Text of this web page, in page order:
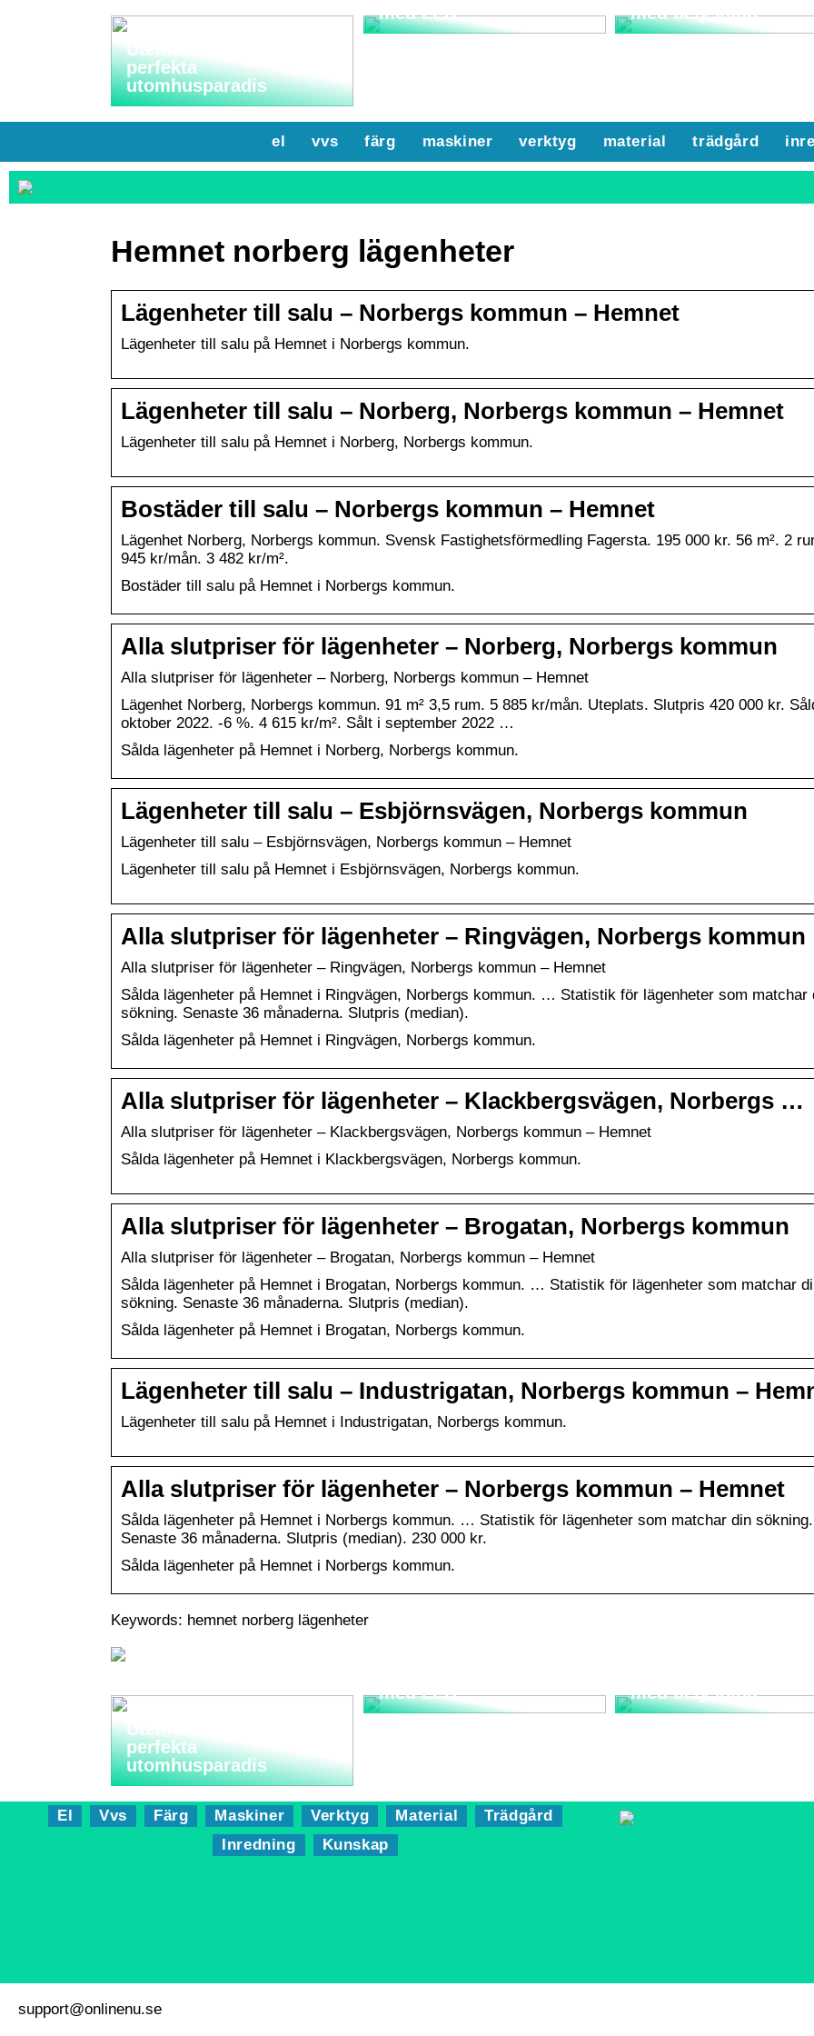
Utemöbler: Skapa ditt
perfekta
utomhusparadis
med LED
med belysning
el vvs färg maskiner verktyg material trädgård
Hemnet norberg lägenheter
Lägenheter till salu – Norbergs kommun – Hemnet
Lägenheter till salu på Hemnet i Norbergs kommun.
Lägenheter till salu – Norberg, Norbergs kommun – Hemnet
Lägenheter till salu på Hemnet i Norberg, Norbergs kommun.
Bostäder till salu – Norbergs kommun – Hemnet
Lägenhet Norberg, Norbergs kommun. Svensk Fastighetsförmedling Fagersta. 195 000 kr. 56 m². 2
945 kr/mån. 3 482 kr/m².
Bostäder till salu på Hemnet i Norbergs kommun.
Alla slutpriser för lägenheter – Norberg, Norbergs kommun
Alla slutpriser för lägenheter – Norberg, Norbergs kommun – Hemnet
Lägenhet Norberg, Norbergs kommun. 91 m² 3,5 rum. 5 885 kr/mån. Uteplats. Slutpris 420 000 kr.
oktober 2022. -6 %. 4 615 kr/m². Sålt i september 2022 …
Sålda lägenheter på Hemnet i Norberg, Norbergs kommun.
Lägenheter till salu – Esbjörnsvägen, Norbergs kommun
Lägenheter till salu – Esbjörnsvägen, Norbergs kommun – Hemnet
Lägenheter till salu på Hemnet i Esbjörnsvägen, Norbergs kommun.
Alla slutpriser för lägenheter – Ringvägen, Norbergs kommun
Alla slutpriser för lägenheter – Ringvägen, Norbergs kommun – Hemnet
Sålda lägenheter på Hemnet i Ringvägen, Norbergs kommun. … Statistik för lägenheter som matchar
sökning. Senaste 36 månaderna. Slutpris (median).
Sålda lägenheter på Hemnet i Ringvägen, Norbergs kommun.
Alla slutpriser för lägenheter – Klackbergsvägen, Norbergs …
Alla slutpriser för lägenheter – Klackbergsvägen, Norbergs kommun – Hemnet
Sålda lägenheter på Hemnet i Klackbergsvägen, Norbergs kommun.
Alla slutpriser för lägenheter – Brogatan, Norbergs kommun
Alla slutpriser för lägenheter – Brogatan, Norbergs kommun – Hemnet
Sålda lägenheter på Hemnet i Brogatan, Norbergs kommun. … Statistik för lägenheter som matchar
sökning. Senaste 36 månaderna. Slutpris (median).
Sålda lägenheter på Hemnet i Brogatan, Norbergs kommun.
Lägenheter till salu – Industrigatan, Norbergs kommun –
Lägenheter till salu på Hemnet i Industrigatan, Norbergs kommun.
Alla slutpriser för lägenheter – Norbergs kommun – Hemnet
Sålda lägenheter på Hemnet i Norbergs kommun. … Statistik för lägenheter som matchar din sökning.
Senaste 36 månaderna. Slutpris (median). 230 000 kr.
Sålda lägenheter på Hemnet i Norbergs kommun.
Keywords: hemnet norberg lägenheter
Utemöbler: Skapa ditt
perfekta
utomhusparadis
med LED
med belysning
El Vvs Färg Maskiner Verktyg Material
Trädgård
Inredning
Kunskap
support@onlinenu.se